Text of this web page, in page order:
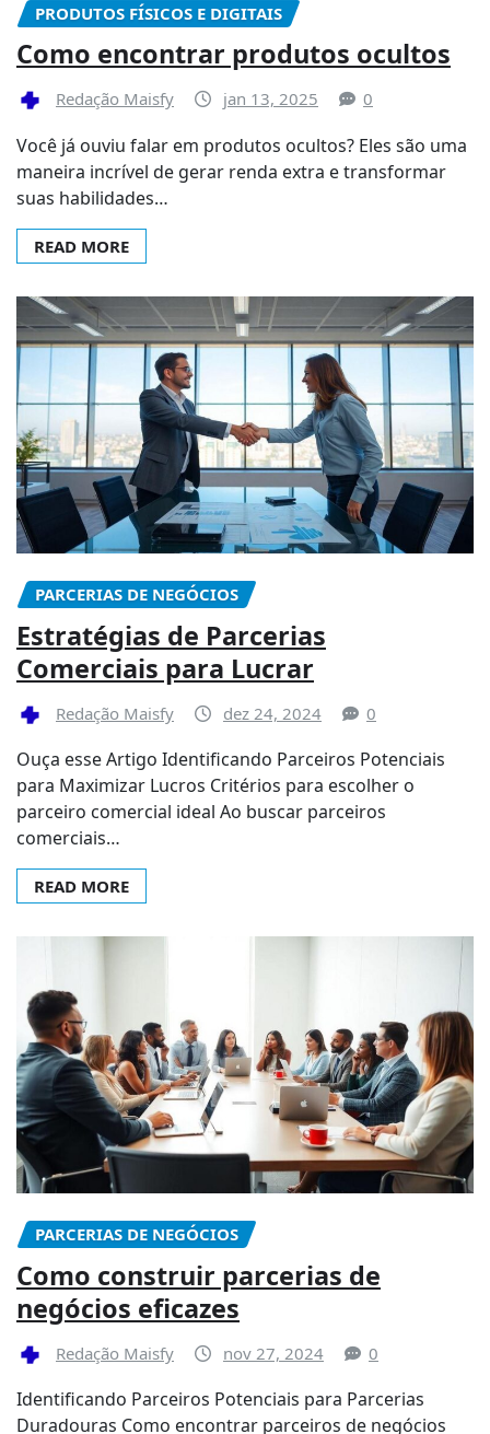
PRODUTOS FÍSICOS E DIGITAIS
Como encontrar produtos ocultos
Redação Maisfy jan 13, 2025 0
Você já ouviu falar em produtos ocultos? Eles são uma
maneira incrível de gerar renda extra e transformar
suas habilidades…
READ MORE
PARCERIAS DE NEGÓCIOS
Estratégias de Parcerias
Comerciais para Lucrar
Redação Maisfy dez 24, 2024 0
Ouça esse Artigo Identificando Parceiros Potenciais
para Maximizar Lucros Critérios para escolher o
parceiro comercial ideal Ao buscar parceiros
comerciais…
READ MORE
PARCERIAS DE NEGÓCIOS
Como construir parcerias de
negócios eficazes
Redação Maisfy nov 27, 2024 0
Identificando Parceiros Potenciais para Parcerias
Duradouras Como encontrar parceiros de negócios